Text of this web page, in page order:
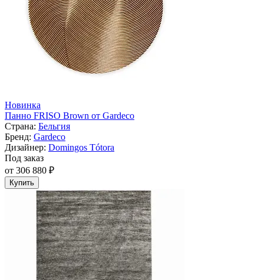
Новинка
Панно FRISO Brown от Gardeco
Страна: Бельгия
Бренд: Gardeco
Дизайнер: Domingos Tótora
Под заказ
от 306 880 ₽
Купить